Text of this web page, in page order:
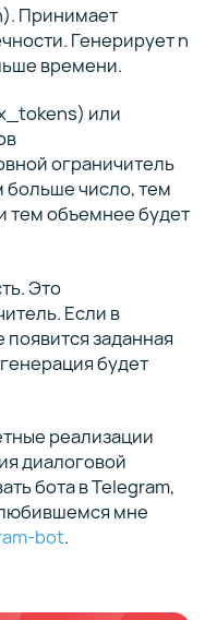
Принимает
Генерирует n
времени.
или
ограничитель
больше число, тем
тем объемнее будет
Это
Если в
заданная
будет
реализации
диалоговой
бота в Telegram,
мне
bot.